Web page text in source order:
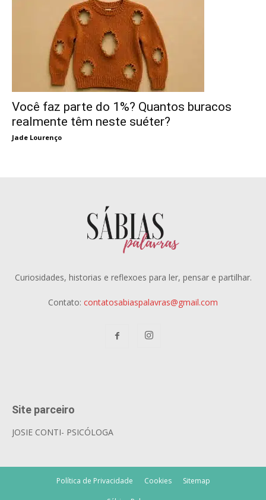
Você faz parte do 1%? Quantos buracos
realmente têm neste suéter?
Jade Lourenço
Curiosidades, historias e reflexoes para ler, pensar e partilhar.
Contato: contatosabiaspalavras@gmail.com
Site parceiro
JOSIE CONTI- PSICÓLOGA
Política de Privacidade Cookies Sitemap